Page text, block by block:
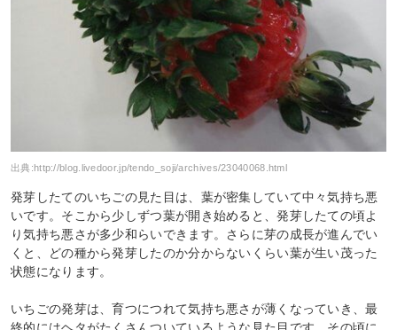
出典:http://blog.livedoor.jp/tendo_soji/archives/23040068.html
発芽したてのいちごの見た目は、葉が密集していて中々気持ち悪
いです。そこから少しずつ葉が開き始めると、発芽したての頃よ
り気持ち悪さが多少和らいできます。さらに芽の成長が進んでい
くと、どの種から発芽したのか分からないくらい葉が生い茂った
状態になります。
いちごの発芽は、育つにつれて気持ち悪さが薄くなっていき、最